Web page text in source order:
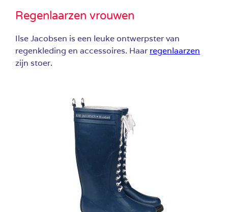
Regenlaarzen vrouwen
Ilse Jacobsen is een leuke ontwerpster van
regenkleding en accessoires. Haar regenlaarzen
zijn stoer.